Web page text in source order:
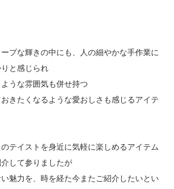
プな輝きの中にも、人の細やかな手作業に
と感じられ
うな雰囲気も併せ持つ
きたくなるような愛おしさも感じるアイテ
テイストを身近に気軽に楽しめるアイテム
して参りましたが
魅力を、時を経た今またご紹介したいとい